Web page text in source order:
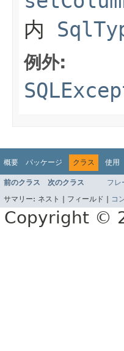
内
例外:
概要 パッケージ クラス 使用
前のクラス 次のクラス フレ
サマリー: ネスト | フィールド | コ
Copyright ©